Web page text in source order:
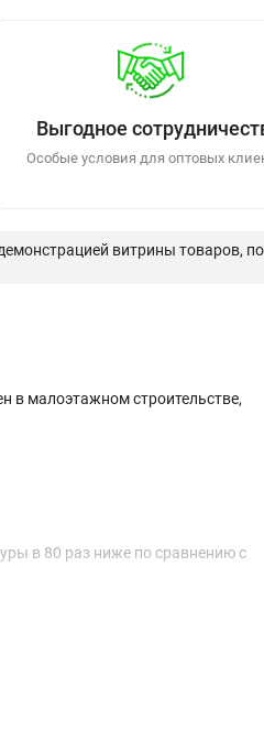
Выгодное
Особые условия для оптовых
витрины товаров,
в малоэтажном строительстве,
в 80 раз ниже по сравнению с